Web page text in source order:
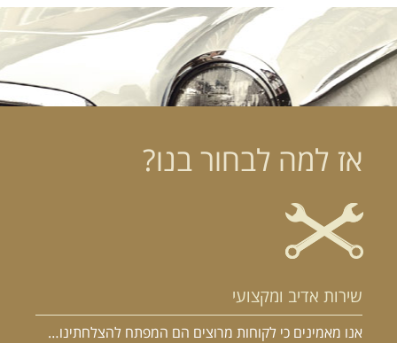
אז למה לבחור בנו?
שירות אדיב ומקצועי
אנו מאמינים כי לקוחות מרוצים הם המפתח להצלחתינו…